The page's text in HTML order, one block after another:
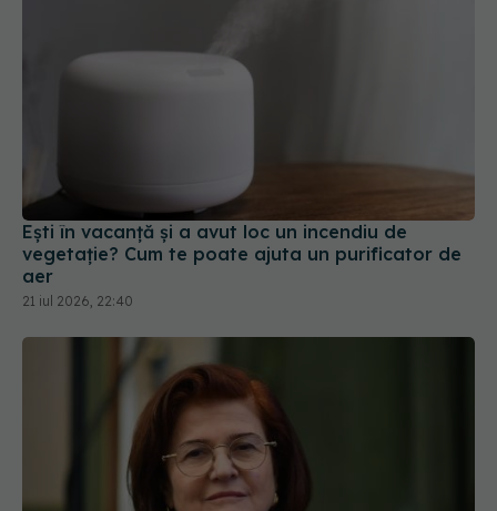
Ești în vacanță și a avut loc un incendiu de
vegetație? Cum te poate ajuta un purificator de
aer
21 iul 2026, 22:40